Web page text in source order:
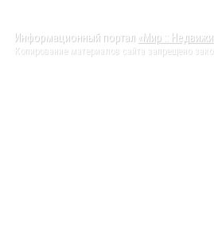
Информационный портал «Мир ::
Копирование материалов сайта запрещено